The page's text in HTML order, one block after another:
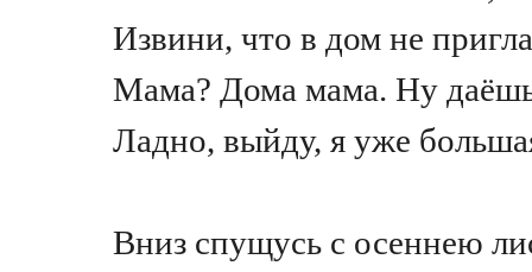
Извини, что в дом не
Мама? Дома мама. Ну
Ладно, выйду, я уже
Вниз спущусь с осеннею